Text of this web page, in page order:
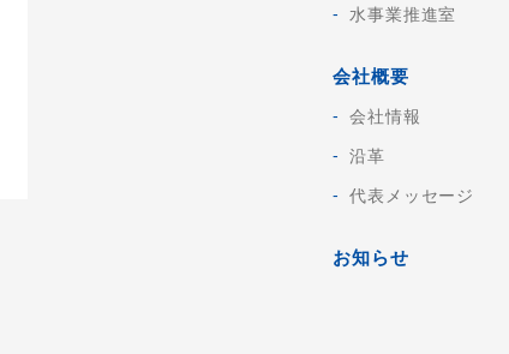
水事業推進室
会社概要
会社情報
沿革
代表メッセージ
お知らせ